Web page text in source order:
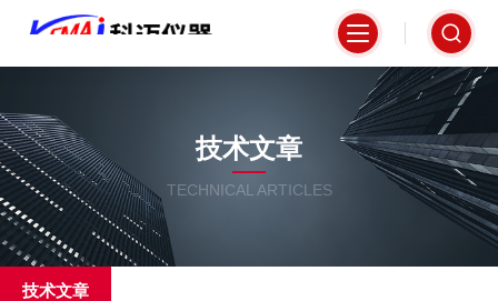
技术文章
TECHNICAL ARTICLES
技术文章